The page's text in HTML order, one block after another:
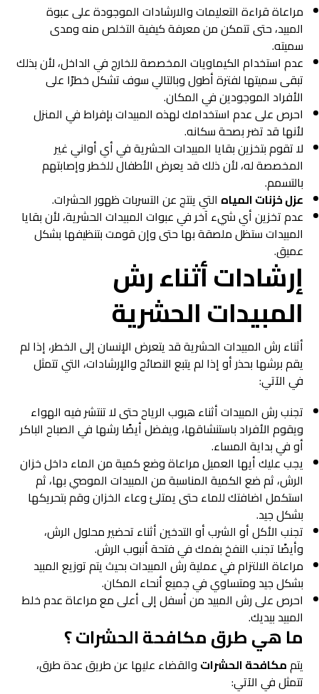
مراعاة قراءة التعليمات والارشادات الموجودة على عبوة
المبيد، حتى تتمكن من معرفة كيفية التخلص منه ومدى
سميته.
عدم استخدام الكيماويات المخصصة للخارج في الداخل، لأن بذلك
تبقى سميتها لفترة أطول وبالتالي سوف تشكل خطرًا على
الأفراد الموجودين في المكان.
احرص على عدم استخدامك لهذه المبيدات بإفراط في المنزل
لأنها قد تضر بصحة سكانه.
لا تقوم بتخزين بقايا المبيدات الحشرية في أي أواني غير
المخصصة له، لأن ذلك قد يعرض الأطفال للخطر وإصابتهم
بالتسمم.
عزل خزنات المياه التي ينتج عن التسربات ظهور الحشرات.
عدم تخزين أي شيء آخر في عبوات المبيدات الحشرية، لأن بقايا
المبيدات ستظل ملصقة بها حتى وإن قومت بتنظيفها بشكل
عميق.
إرشادات أثناء رش
المبيدات الحشرية
أثناء رش المبيدات الحشرية قد يتعرض الإنسان إلى الخطر، إذا لم
يقم برشها بحذر أو إذا لم يتبع النصائح والإرشادات، التي تتمثل
في الآتي:
تجنب رش المبيدات أثناء هبوب الرياح حتى لا تنتشر فيه الهواء
ويقوم الأفراد باستنشاقها، ويفضل أيضًا رشها في الصباح الباكر
أو في بداية المساء.
يجب عليك أيها العميل مراعاة وضع كمية من الماء داخل خزان
الرش، ثم ضع الكمية المناسبة من المبيدات الموصي بها، ثم
استكمل اضافتك للماء حتى يمتلئ وعاء الخزان وقم بتحريكها
بشكل جيد.
تجنب الأكل أو الشرب أو التدخين أثناء تحضير محلول الرش،
وأيضًا تجنب النفخ بفمك في فتحة أنبوب الرش.
مراعاة الالتزام في عملية رش المبيدات بحيث يتم توزيع المبيد
بشكل جيد ومتساوي في جميع أنحاء المكان.
احرص على رش المبيد من أسفل إلى أعلى مع مراعاة عدم خلط
المبيد بيديك.
ما هي طرق مكافحة الحشرات ؟
يتممكافحة الحشرات والقضاء عليها عن طريق عدة طرق،
تتمثل في الآتي: